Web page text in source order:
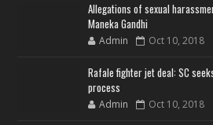
Allegations of sexual
Maneka Gandhi
Admin Oct 10, 2018
Rafale fighter jet deal: SC
process
Admin Oct 10, 2018